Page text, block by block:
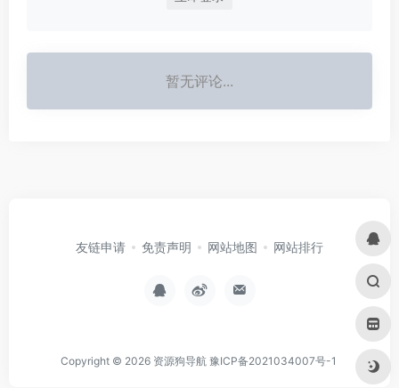
暂无评论...
友链申请 免责声明 网站地图 网站排行
Copyright © 2026 资源狗导航 豫ICP备2021034007号-1